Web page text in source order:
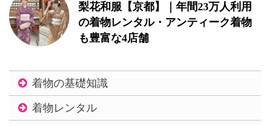
梨花和服【京都】｜年間23万人利用
の着物レンタル・アンティーク着物
も豊富な4店舗
着物の基礎知識
着物レンタル